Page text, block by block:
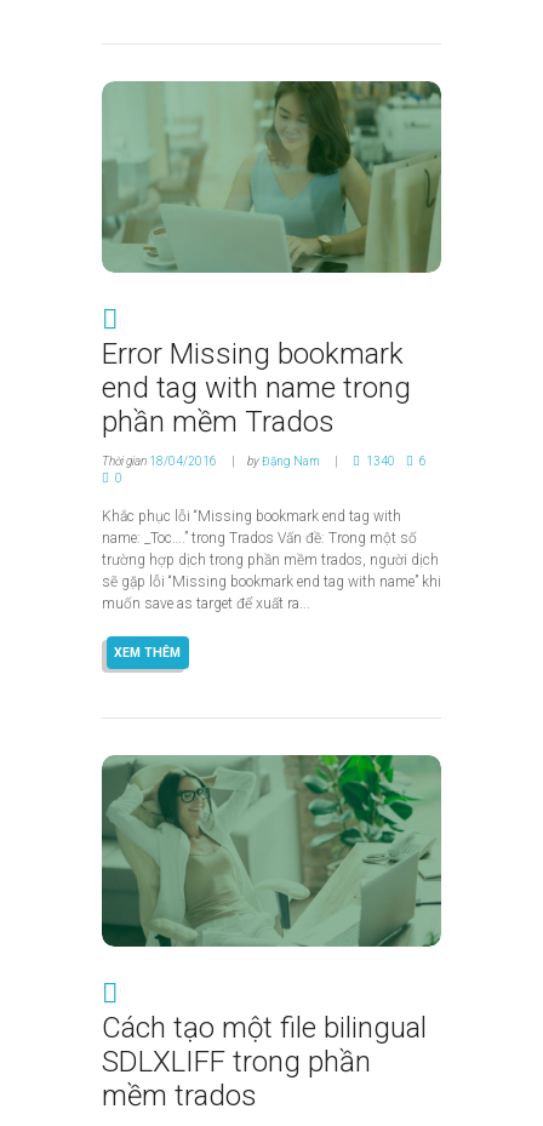
Error Missing bookmark
end tag with name trong
phần mềm Trados
Thời gian 18/04/2016 byĐặng Nam 1340
6
0
Khắc phục lỗi “Missing bookmark end tag with
name: _Toc….” trong Trados Vấn đề: Trong một số
trường hợp dịch trong phần mềm trados, người dịch
sẽ gặp lỗi “Missing bookmark end tag with name” khi
muốn save as target để xuất ra...
XEM THÊM
Cách tạo một file bilingual
SDLXLIFF trong phần
mềm trados